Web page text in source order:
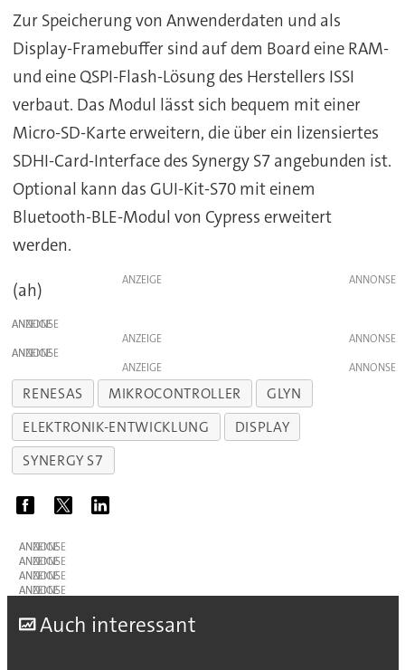
Zur Speicherung von Anwenderdaten und als
Display-Framebuffer sind auf dem Board eine RAM-
und eine QSPI-Flash-Lösung des Herstellers ISSI
verbaut. Das Modul lässt sich bequem mit einer
Micro-SD-Karte erweitern, die über ein lizensiertes
SDHI-Card-Interface des Synergy S7 angebunden ist.
Optional kann das GUI-Kit-S70 mit einem
Bluetooth-BLE-Modul von Cypress erweitert
werden.
ANZEIGE
(ah)
ANZEIGE
ANZEIGE
ANZEIGE
ANZEIGE
RENESAS MIKROCONTROLLER
GLYN
ELEKTRONIK-ENTWICKLUNG
DISPLAY
SYNERGY S7
ANZEIGE
ANZEIGE
ANZEIGE
ANZEIGE
Auch interessant